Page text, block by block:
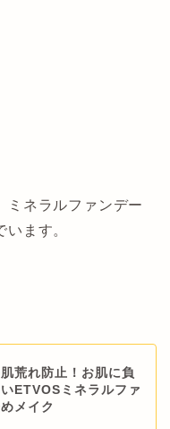
ミネラルファンデー
ます。
荒れ防止！お肌に負
ETVOSミネラルファ
メイク